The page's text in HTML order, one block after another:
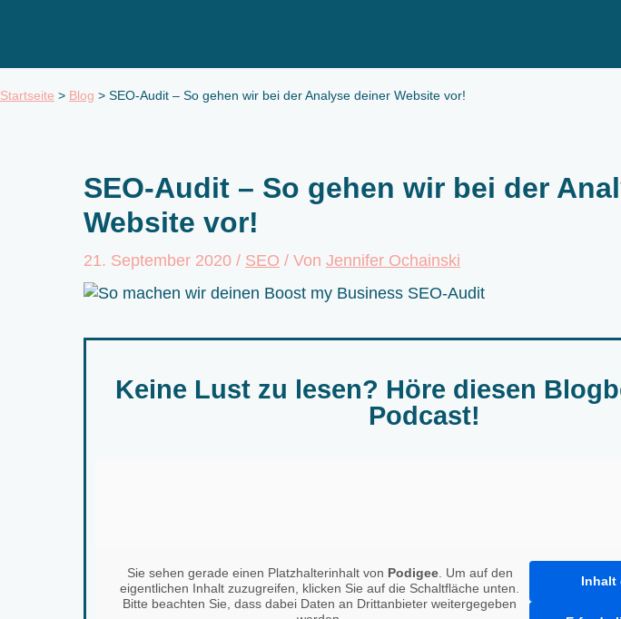
Startseite > Blog > SEO-Audit – So gehen wir bei der Analyse deiner Website vor!
SEO-Audit – So gehen wir bei der
Website vor!
21. September 2020 / SEO / Von Jennifer Ochainski
Keine Lust zu lesen? Höre diesen
Podcast!
Sie sehen gerade einen Platzhalterinhalt von Podigee. Um auf den
eigentlichen Inhalt zuzugreifen, klicken Sie auf die Schaltfläche unten.
Bitte beachten Sie, dass dabei Daten an Drittanbieter weitergegeben
Inhalt